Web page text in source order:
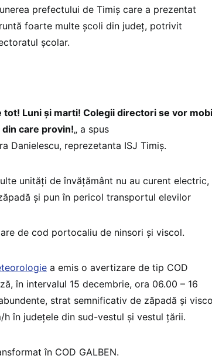
prefectului de Timiș care a prezentat
foarte multe școli din județ, potrivit
școlar.
Luni și marti! Colegii directori se vor
care provin!„ a spus
Danielescu, reprezetanta ISJ Timiș.
unități de învățământ nu au curent electric,
și pun în pericol transportul elevilor
de cod portocaliu de ninsori și viscol.
a emis o avertizare de tip COD
în intervalul 15 decembrie, ora 06.00 – 16
strat semnificativ de zăpadă şi
în județele din sud-vestul și vestul țării.
în COD GALBEN.